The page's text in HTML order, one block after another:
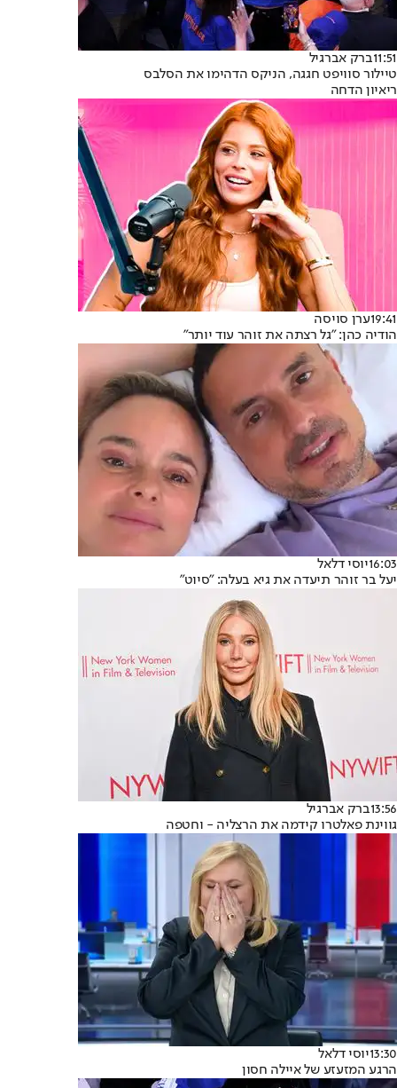
11:51ברק אברגיל
טיילור סוויפט חגגה, הניקס הדהימו את הסלבס
ריאיון הדחה
19:41ערן סויסה
הודיה כהן: "גל רצתה את זוהר עוד יותר"
16:03יוסי דלאל
יעל בר זוהר תיעדה את גיא בעלה: "סיוט"
13:56ברק אברגיל
גווינת פאלטרו קידמה את הרצליה - וחטפה
13:30יוסי דלאל
הרגע המזעזע של איילה חסון